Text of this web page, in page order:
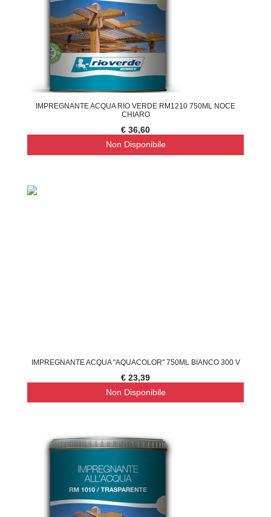
IMPREGNANTE ACQUA RIO VERDE RM1210 750ML NOCE
CHIARO
€ 36,60
Non Disponibile
IMPREGNANTE ACQUA "AQUACOLOR" 750ML BIANCO 300 V
€ 23,39
Non Disponibile